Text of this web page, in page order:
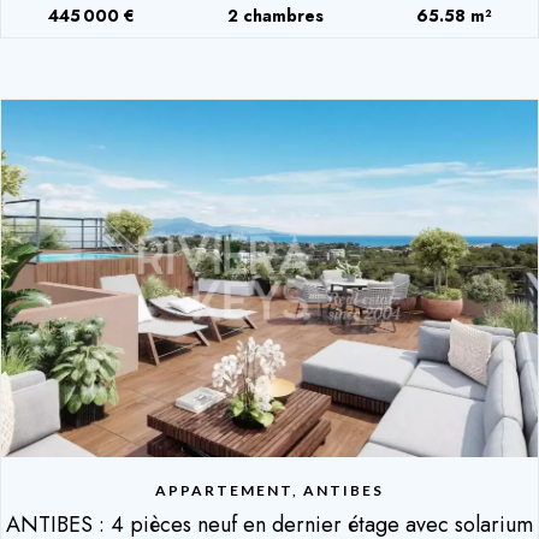
445 000 € 2 chambres 65.58 m²
APPARTEMENT, ANTIBES
ANTIBES : 4 pièces neuf en dernier étage avec solarium